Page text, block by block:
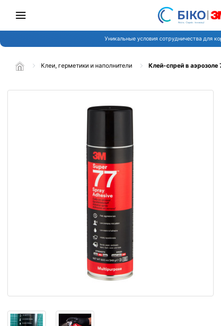
Уникальные условия сотрудничества для
Клеи, герметики и наполнители Клей-спрей в